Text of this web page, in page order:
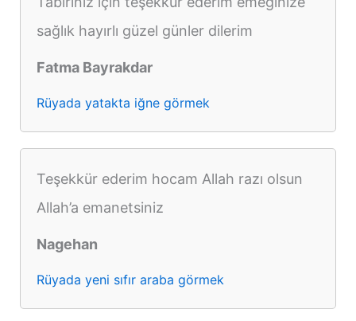
sağlık hayırlı güzel günler dilerim
Fatma Bayrakdar
Rüyada yatakta iğne görmek
Teşekkür ederim hocam Allah razı olsun
Allah’a emanetsiniz
Nagehan
Rüyada yeni sıfır araba görmek